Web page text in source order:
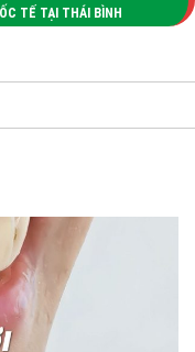
TẾ TẠI THÁI BÌNH